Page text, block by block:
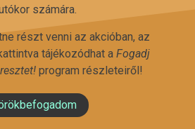
számára.
részt venni az akcióban, az
tájékozódhat a Fogadj
program részleteiről!